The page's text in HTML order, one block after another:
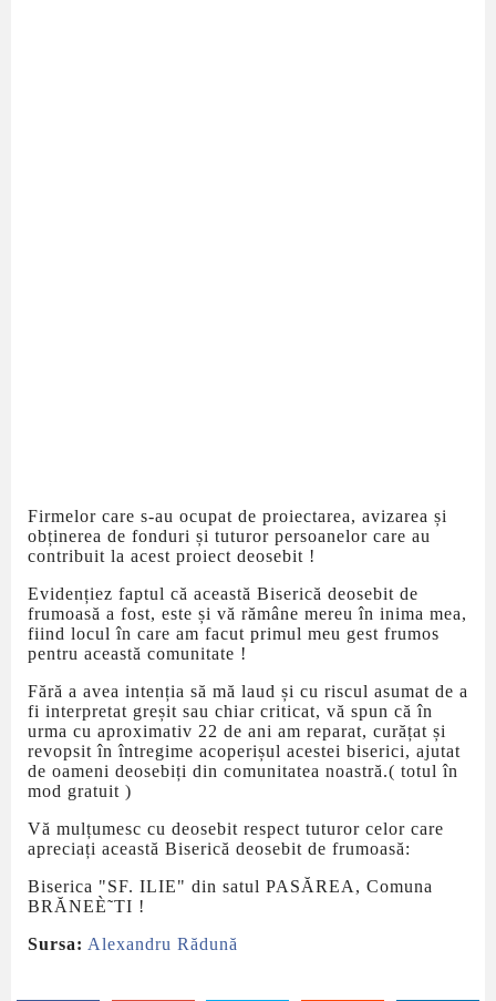
Firmelor care s-au ocupat de proiectarea, avizarea și
obținerea de fonduri și tuturor persoanelor care au
contribuit la acest proiect deosebit !
Evidențiez faptul că această Biserică deosebit de
frumoasă a fost, este și vă rămâne mereu în inima mea,
fiind locul în care am facut primul meu gest frumos
pentru această comunitate !
Fără a avea intenția să mă laud și cu riscul asumat de a
fi interpretat greșit sau chiar criticat, vă spun că în
urma cu aproximativ 22 de ani am reparat, curățat și
revopsit în întregime acoperișul acestei biserici, ajutat
de oameni deosebiți din comunitatea noastră.( totul în
mod gratuit )
Vă mulțumesc cu deosebit respect tuturor celor care
apreciați această Biserică deosebit de frumoasă:
Biserica "SF. ILIE" din satul PASĂREA, Comuna
BRĂNEÈ˜TI !
Sursa: Alexandru Rădună